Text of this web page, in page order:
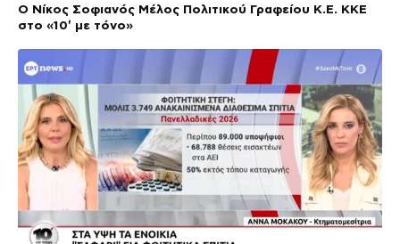
Ο Νίκος Σοφιανός Μέλος Πολιτικού Γραφείου Κ.Ε. ΚΚΕ
στο «10′ με τόνο»